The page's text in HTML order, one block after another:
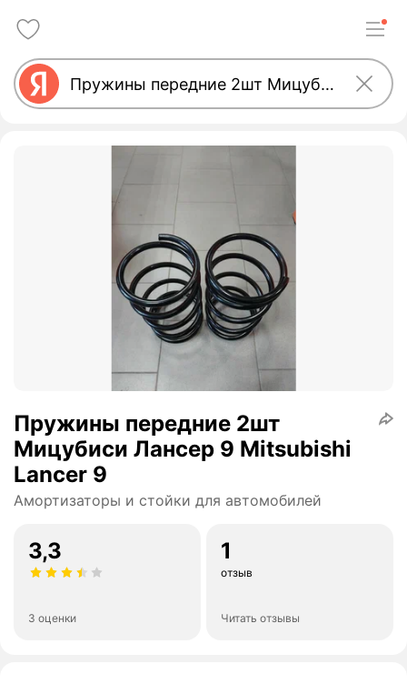
Пружины передние 2шт
Мицубиси Лансер 9 Mitsubishi
Lancer 9
Амортизаторы и стойки для автомобилей
3,3
3 оценки
1
отзыв
Читать отзывы